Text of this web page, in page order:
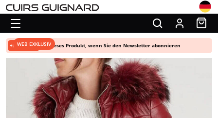
+5% Rabatt auf dieses Produkt, wenn Sie den Newsletter abonnieren
WEB EXKLUSIV